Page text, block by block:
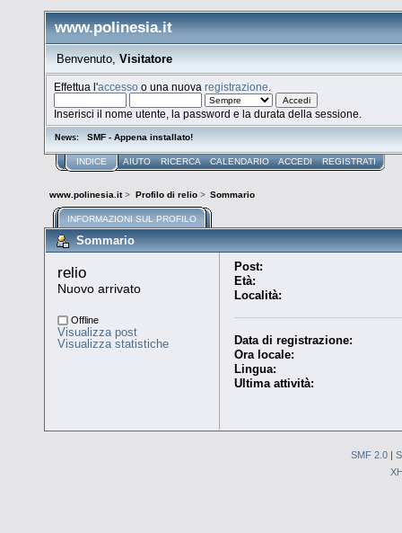
www.polinesia.it
Benvenuto, Visitatore
Effettua l'accesso o una nuovaregistrazione
Inserisci il nome utente, la password e la durata della sessione.
News: SMF - Appena installato!
INDICE AIUTO RICERCA CALENDARIO ACCEDI REGISTRATI
www.polinesia.it> Profilo di relio> Sommario
INFORMAZIONI SUL PROFILO
Sommario
relio
Nuovo arrivato
Offline
Visualizza post
Visualizza statistiche
Post:
Età:
Località:
Data di registrazione:
Ora locale:
Lingua:
Ultima attività:
SMF 2.0 |